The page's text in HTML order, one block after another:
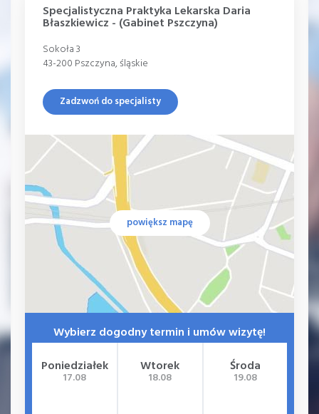
Specjalistyczna Praktyka Lekarska Daria
Błaszkiewicz - (Gabinet Pszczyna)
Sokoła 3
43-200 Pszczyna, śląskie
Zadzwoń do specjalisty
powiększ mapę
Wybierz dogodny termin i umów wizytę!
Poniedziałek
17.08
Wtorek
18.08
Środa
19.08